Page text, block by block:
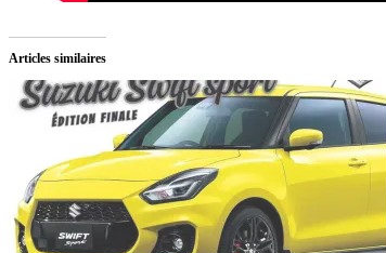
Articles similaires